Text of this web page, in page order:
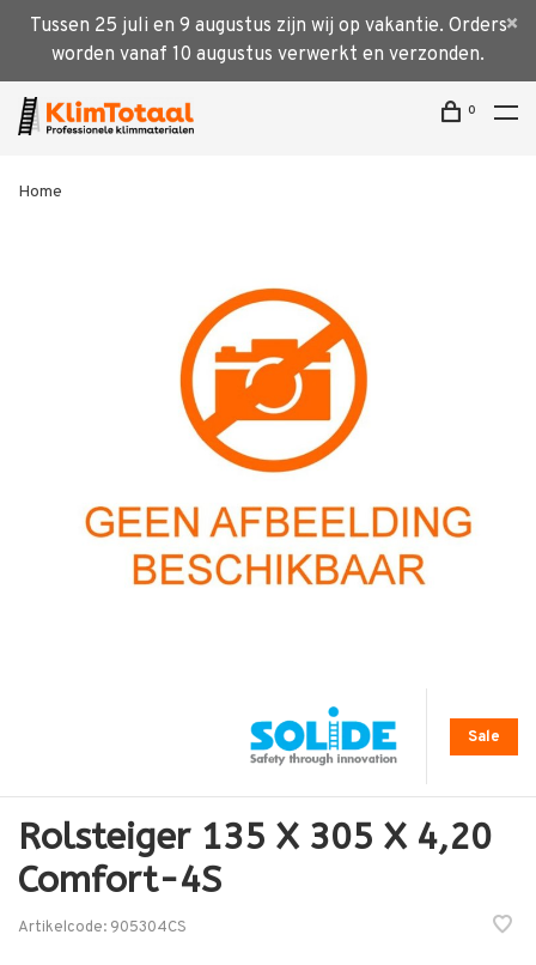
Tussen 25 juli en 9 augustus zijn wij op vakantie. Orders
worden vanaf 10 augustus verwerkt en verzonden.
0
Home
Sale
Rolsteiger 135 X 305 X 4,20
Comfort-4S
Artikelcode: 905304CS